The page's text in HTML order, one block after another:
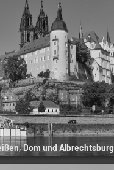
Dom und Albrechtsburg